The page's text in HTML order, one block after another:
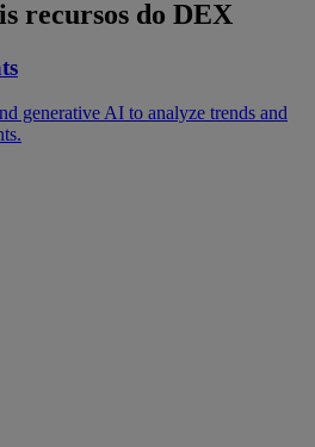
recursos do DEX
generative AI to analyze trends and